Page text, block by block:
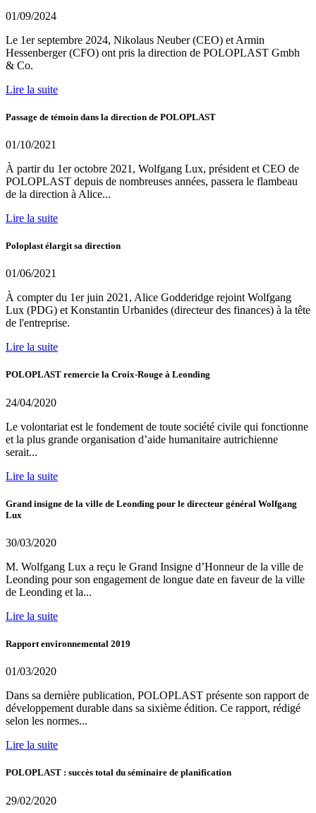
01/09/2024
Le 1er septembre 2024, Nikolaus Neuber (CEO) et Armin
Hessenberger (CFO) ont pris la direction de POLOPLAST Gmbh
& Co.
Lire la suite
Passage de témoin dans la direction de POLOPLAST
01/10/2021
À partir du 1er octobre 2021, Wolfgang Lux, président et CEO de
POLOPLAST depuis de nombreuses années, passera le flambeau
de la direction à Alice...
Lire la suite
Poloplast élargit sa direction
01/06/2021
À compter du 1er juin 2021, Alice Godderidge rejoint Wolfgang
Lux (PDG) et Konstantin Urbanides (directeur des finances) à la tête
de l'entreprise.
Lire la suite
POLOPLAST remercie la Croix-Rouge à Leonding
24/04/2020
Le volontariat est le fondement de toute société civile qui fonctionne
et la plus grande organisation d’aide humanitaire autrichienne
serait...
Lire la suite
Grand insigne de la ville de Leonding pour le directeur général Wolfgang
Lux
30/03/2020
M. Wolfgang Lux a reçu le Grand Insigne d’Honneur de la ville de
Leonding pour son engagement de longue date en faveur de la ville
de Leonding et la...
Lire la suite
Rapport environnemental 2019
01/03/2020
Dans sa dernière publication, POLOPLAST présente son rapport de
développement durable dans sa sixième édition. Ce rapport, rédigé
selon les normes...
Lire la suite
POLOPLAST : succès total du séminaire de planification
29/02/2020